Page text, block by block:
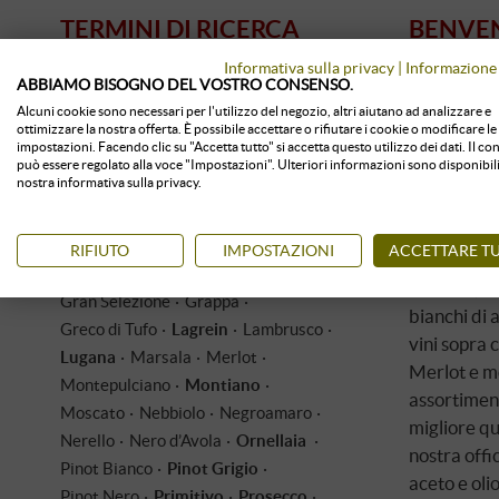
TERMINI DI RICERCA
Aglianico Amarone
Barbaresco
Barbera
Barolo
Brunello
Cabernet Sauvignon
Camartina
Cannonau
Carignano
Etna
Fiano
Flaccianello
Fontalloro
Galatrona
Gavi
Gran Selezione
Grappa
Greco di Tufo
Lagrein
Lambrusco
Lugana
Marsala
Merlot
Montepulciano
Montiano
Moscato
Nebbiolo
Negroamaro
Nerello
Nero d’Avola
Ornellaia
Pinot Bianco
Pinot Grigio
Nella
d'Italia.
Chianti o
dolcee lo
VINI
Toscana,
bianchi di
vini sopra
Merlot e
migliore
nostra
aceto e
Informativa sulla privacy | Informazione
ABBIAMO BISOGNO DEL VOSTRO CONSENSO.
Alcuni cookie sono necessari per l'utilizzo del negozio, altri aiutano ad analizzare e
ottimizzare la nostra offerta. È possibile accettare o rifiutare i cookie o modificare le
impostazioni. Facendo clic su "Accetta tutto" si accetta questo utilizzo dei dati. Il
può essere regolato alla voce "Impostazioni". Ulteriori informazioni sono
nostra informativa sulla privacy.
RIFIUTO IMPOSTAZIONI ACCETTARE